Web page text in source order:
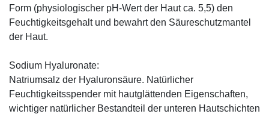
Form (physiologischer pH-Wert der Haut ca. 5,5) den
Feuchtigkeitsgehalt und bewahrt den Säureschutzmantel
der Haut.
Sodium Hyaluronate:
Natriumsalz der Hyaluronsäure. Natürlicher
Feuchtigkeitsspender mit hautglättenden Eigenschaften,
wichtiger natürlicher Bestandteil der unteren Hautschichten